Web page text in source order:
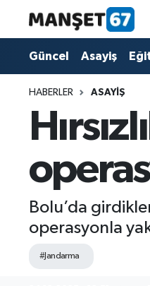
Güncel Asayiş
HABERLER ASAYIŞ
Bolu’da
operasyonla
#Jandarma